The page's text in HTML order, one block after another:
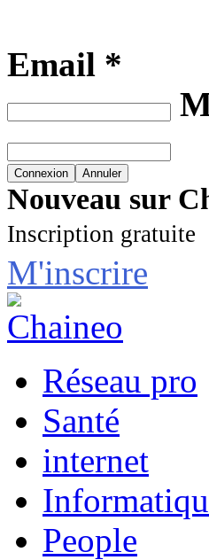
Email *
Nouveau sur
Inscription gratuite
M'inscrire
Réseau pro
Santé
internet
People